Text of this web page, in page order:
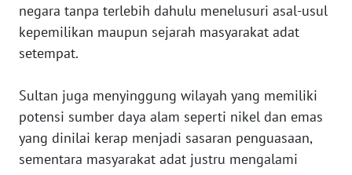
negara tanpa terlebih dahulu menelusuri asal-usul
kepemilikan maupun sejarah masyarakat adat
setempat.
Sultan juga menyinggung wilayah yang memiliki
potensi sumber daya alam seperti nikel dan emas
yang dinilai kerap menjadi sasaran penguasaan,
sementara masyarakat adat justru mengalami
WN
JAMBI
SULTRA
WN
NTB